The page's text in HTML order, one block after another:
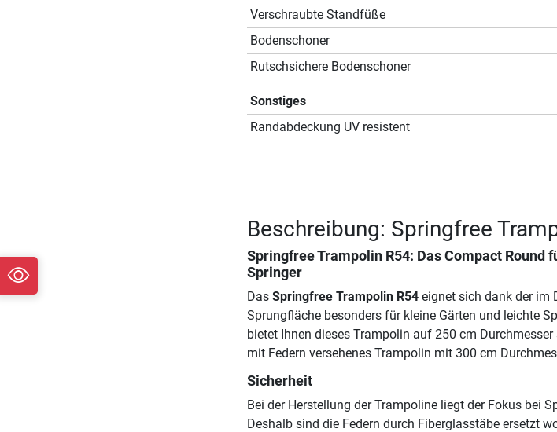
Verschraubte Standfüße
Bodenschoner
Rutschsichere Bodenschoner
Sonstiges
Randabdeckung UV resistent
Beschreibung: Springfree
Springfree Trampolin R54: Das Compact Round
Springer
Das Springfree Trampolin R54eignet sich dank der im
Sprungfläche besonders für kleine Gärten und leichte
bietet Ihnen dieses Trampolin auf 250 cm
mit Federn versehenes Trampolin mit 300 cm
Sicherheit
Bei der Herstellung der Trampoline liegt der Fokus bei
Deshalb sind die Federn durch Fiberglasstäbe ersetzt